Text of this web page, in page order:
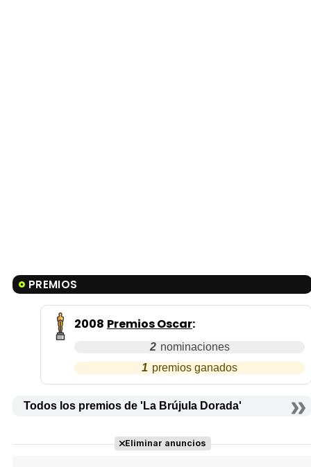
PREMIOS
2008 Premios Oscar:
2
1
Todos los premios de 'La Brújula Dorada'
Eliminar anuncios